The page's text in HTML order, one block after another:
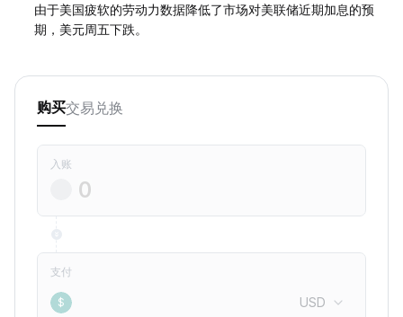
由于美国疲软的劳动力数据降低了市场对美联储近期加息的预
期，美元周五下跌。
购买交易 兑换
入账
支付
$ USD